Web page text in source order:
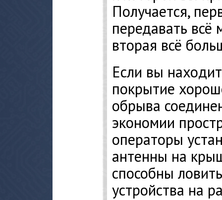
Получается,
передавать
вторая всё
Если вы
покрытие
обрыва
экономии
операторы
антенны на
способны
устройства на